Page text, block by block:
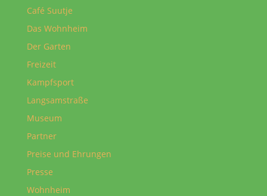
Café Suutje
Das Wohnheim
Der Garten
Freizeit
Kampfsport
Langsamstraße
Museum
Partner
Preise und Ehrungen
Presse
Wohnheim